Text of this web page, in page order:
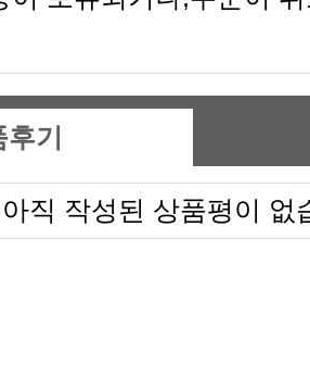
기
아직 작성된 상품평이 없